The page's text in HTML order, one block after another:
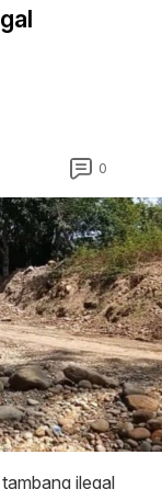
0
ilegal